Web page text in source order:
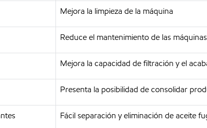
Mejora la limpieza de la máquina
Reduce el mantenimiento de las
Mejora la capacidad de filtración y el
Presenta la posibilidad de consolidar
Fácil separación y eliminación de aceite